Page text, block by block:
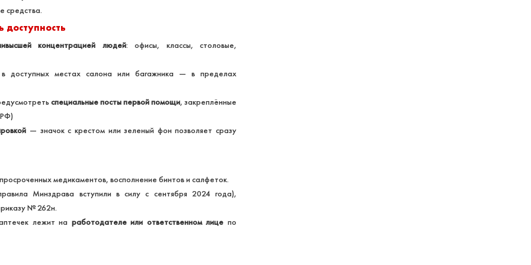
средства.
доступность
концентрацией людей: офисы, классы, столовые,
доступных местах салона или багажника — в пределах
специальные посты первой помощи, закреплённые
— значок с крестом или зеленый фон позволяет сразу
медикаментов, восполнение бинтов и салфеток.
Минздрава вступили в силу с сентября 2024 года),
№ 262н.
лежит на работодателе или ответственном лице по